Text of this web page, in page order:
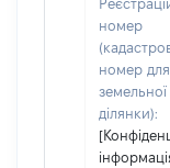
номер
номер для
земельної
ділянки):